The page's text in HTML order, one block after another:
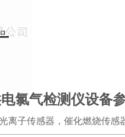
氯气检测仪设备
离子传感器，催化燃烧传感